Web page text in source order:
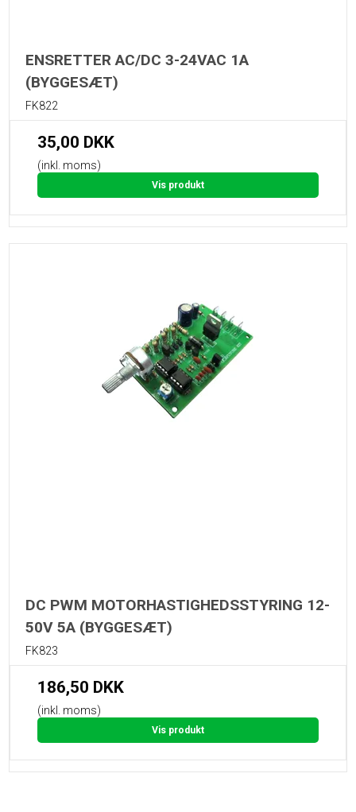
ENSRETTER AC/DC 3-24VAC 1A
(BYGGESÆT)
FK822
35,00 DKK
(inkl. moms)
Vis produkt
DC PWM MOTORHASTIGHEDSSTYRING 12-
50V 5A (BYGGESÆT)
FK823
186,50 DKK
(inkl. moms)
Vis produkt